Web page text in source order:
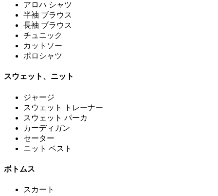
アロハ シャツ
半袖 ブラウス
長袖 ブラウス
チュニック
カットソー
ポロシャツ
スウェット、ニット
ジャージ
スウェット トレーナー
スウェット パーカ
カーディガン
セーター
ニット ベスト
ボトムス
スカート